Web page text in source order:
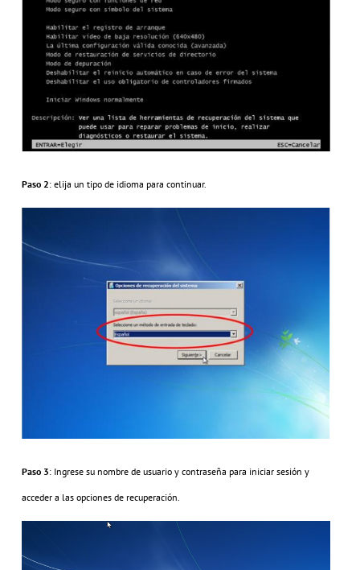
Paso 2: elija un tipo de idioma para continuar.
Paso 3: Ingrese su nombre de usuario y contraseña para iniciar sesión y
acceder a las opciones de recuperación.